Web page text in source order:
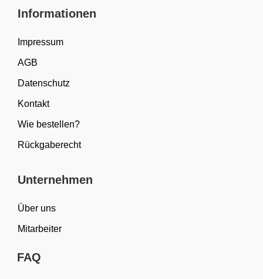
Informationen
Impressum
AGB
Datenschutz
Kontakt
Wie bestellen?
Rückgaberecht
Unternehmen
Über uns
Mitarbeiter
FAQ